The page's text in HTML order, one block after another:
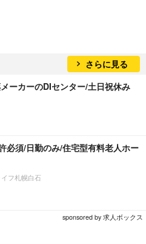
さらに見る
ーカーのDIセンター/土日祝休み
必須/日勤のみ/住宅型有料老人ホー
フ札幌白石
sponsored by 求人ボックス